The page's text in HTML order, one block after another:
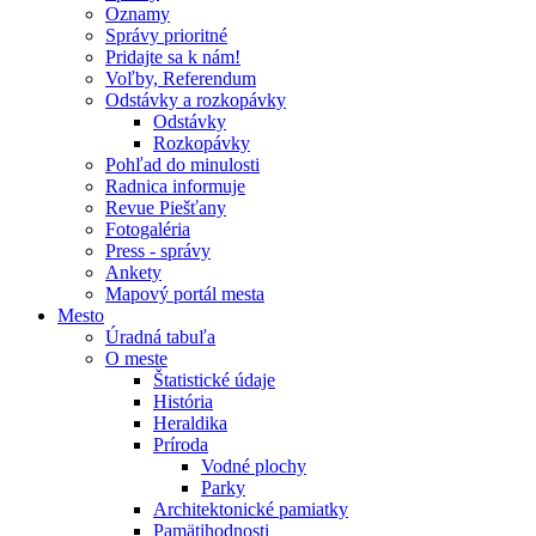
Oznamy
Správy prioritné
Pridajte sa k nám!
Voľby, Referendum
Odstávky a rozkopávky
Odstávky
Rozkopávky
Pohľad do minulosti
Radnica informuje
Revue Piešťany
Fotogaléria
Press - správy
Ankety
Mapový portál mesta
Mesto
Úradná tabuľa
O meste
Štatistické údaje
História
Heraldika
Príroda
Vodné plochy
Parky
Architektonické pamiatky
Pamätihodnosti